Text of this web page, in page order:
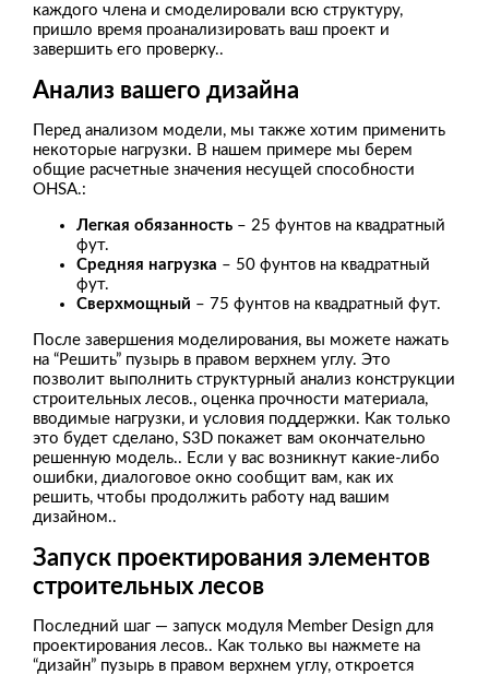
каждого члена и смоделировали всю структуру,
пришло время проанализировать ваш проект и
завершить его проверку..
Анализ вашего дизайна
Перед анализом модели, мы также хотим применить
некоторые нагрузки. В нашем примере мы берем
общие расчетные значения несущей способности
OHSA.:
Легкая обязанность– 25 фунтов на квадратный
фут.
Средняя нагрузка – 50 фунтов на квадратный
фут.
Сверхмощный – 75 фунтов на квадратный фут.
После завершения моделирования, вы можете нажать
на “Решить” пузырь в правом верхнем углу. Это
позволит выполнить структурный анализ конструкции
строительных лесов., оценка прочности материала,
вводимые нагрузки, и условия поддержки. Как только
это будет сделано, S3D покажет вам окончательно
решенную модель.. Если у вас возникнут какие-либо
ошибки, диалоговое окно сообщит вам, как их
решить, чтобы продолжить работу над вашим
дизайном..
Запуск проектирования элементов
строительных лесов
Последний шаг — запуск модуля Member Design для
проектирования лесов.. Как только вы нажмете на
“дизайн” пузырь в правом верхнем углу, откроется